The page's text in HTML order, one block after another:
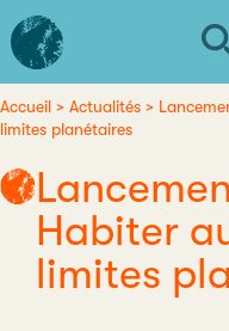
Aller
au
contenu
L'institut
d'études
avancées
de
Nantes
Fil
d'Ariane
Accueil Actualités
limites planétaires
Habiter
limites